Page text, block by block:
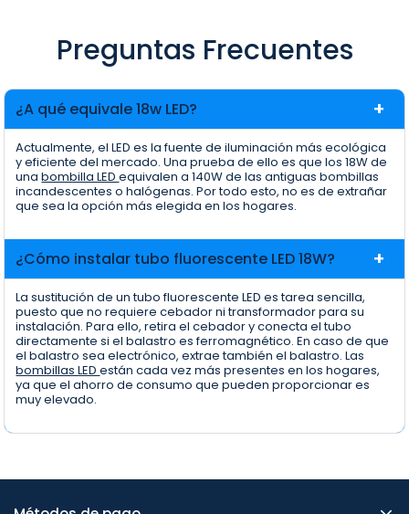
Preguntas Frecuentes
¿A qué equivale 18w LED?
Actualmente, el LED es la fuente de iluminación más ecológica
y eficiente del mercado. Una prueba de ello es que los 18W de
unabombilla LEDequivalen a 140W de las antiguas bombillas
incandescentes o halógenas. Por todo esto, no es de extrañar
que sea la opción más elegida en los hogares.
¿Cómo instalar tubo fluorescente LED 18W?
La sustitución de un tubo fluorescente LED es tarea sencilla,
puesto que no requiere cebador ni transformador para su
instalación. Para ello, retira el cebador y conecta el tubo
directamente si el balastro es ferromagnético. En caso de que
el balastro sea electrónico, extrae también el balastro. Las
bombillas LEDestán cada vez más presentes en los hogares,
ya que el ahorro de consumo que pueden proporcionar es
muy elevado.